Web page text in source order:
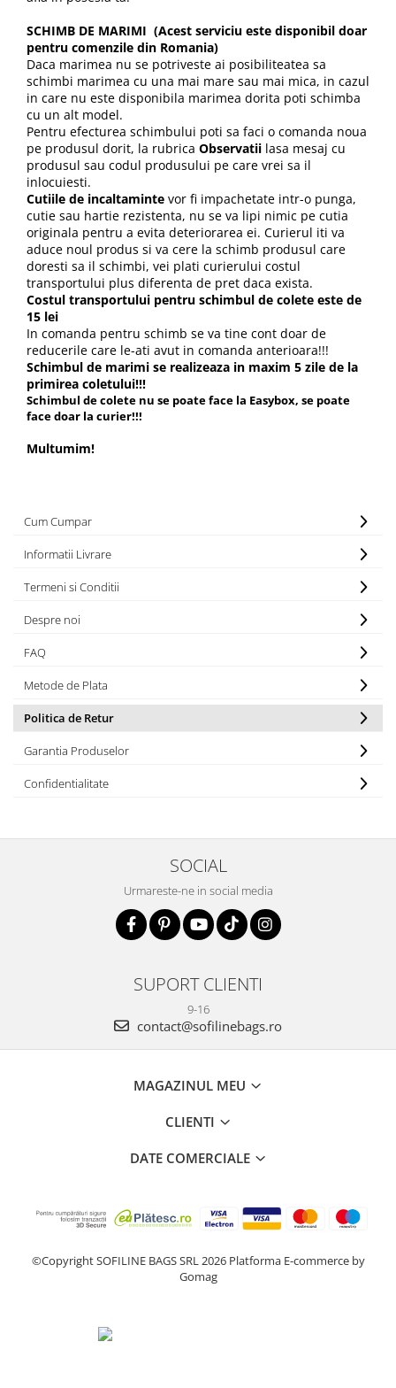
SCHIMB DE MARIMI (Acest serviciu este disponibil doar
pentru comenzile din Romania)
Daca marimea nu se potriveste ai posibiliteatea sa
schimbi marimea cu una mai mare sau mai mica, in cazul
in care nu este disponibila marimea dorita poti schimba
cu un alt model.
Pentru efecturea schimbului poti sa faci o comanda noua
pe produsul dorit, la rubrica Observatii lasa mesaj cu
produsul sau codul produsului pe care vrei sa il
inlocuiesti.
Cutiile de incaltaminte vor fi impachetate intr-o punga,
cutie sau hartie rezistenta, nu se va lipi nimic pe cutia
originala pentru a evita deteriorarea ei. Curierul iti va
aduce noul produs si va cere la schimb produsul care
doresti sa il schimbi, vei plati curierului costul
transportului plus diferenta de pret daca exista.
Costul transportului pentru schimbul de colete este de
15 lei
In comanda pentru schimb se va tine cont doar de
reducerile care le-ati avut in comanda anterioara!!!
Schimbul de marimi se realizeaza in maxim 5 zile de la
primirea coletului!!!
Schimbul de colete nu se poate face la Easybox, se poate
face doar la curier!!!
Multumim!
Cum Cumpar
Informatii Livrare
Termeni si Conditii
Despre noi
FAQ
Metode de Plata
Politica de Retur
Garantia Produselor
Confidentialitate
SOCIAL
Urmareste-ne in social media
SUPORT CLIENTI
9-16
contact@sofilinebags.ro
MAGAZINUL MEU
CLIENTI
DATE COMERCIALE
©Copyright SOFILINE BAGS SRL 2026 Platforma E-commerce by
Gomag